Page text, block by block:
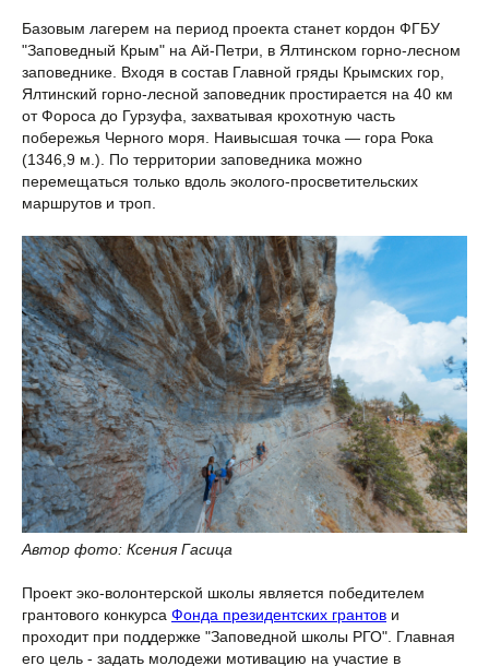
Базовым лагерем на период проекта станет кордон ФГБУ
"Заповедный Крым" на Ай-Петри, в Ялтинском горно-лесном
заповеднике. Входя в состав Главной гряды Крымских гор,
Ялтинский горно-лесной заповедник простирается на 40 км
от Фороса до Гурзуфа, захватывая крохотную часть
побережья Черного моря. Наивысшая точка — гора Рока
(1346,9 м.). По территории заповедника можно
перемещаться только вдоль эколого-просветительских
маршрутов и троп.
Автор фото: Ксения Гасица
Проект эко-волонтерской школы является победителем
грантового конкурса Фонда президентских грантов и
проходит при поддержке "Заповедной школы РГО". Главная
его цель - задать молодежи мотивацию на участие в